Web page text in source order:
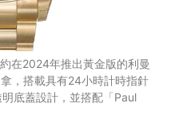
在2024年推出黃金版的利曼
，搭載具有24小時計時指針
底蓋設計，並搭配「Paul